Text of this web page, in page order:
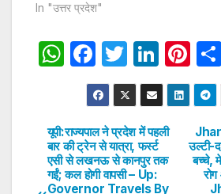
In "उत्तर प्रदेश"
W
s
A
p
F
a
c
e
b
o
T
w
itt
er
Li
n
k
e
dI
n
Pi
nt
er
e
st
Post
navigation
उल्टी-
बच्चे,
यूपी:राज्यपाल ने प्रदेश में पहली
बार की ट्रेन से यात्रा, फर्स्ट
एसी से लखनऊ से कानपुर तक
गईं; कल होगी वापसी – Up:
Governor Travels By